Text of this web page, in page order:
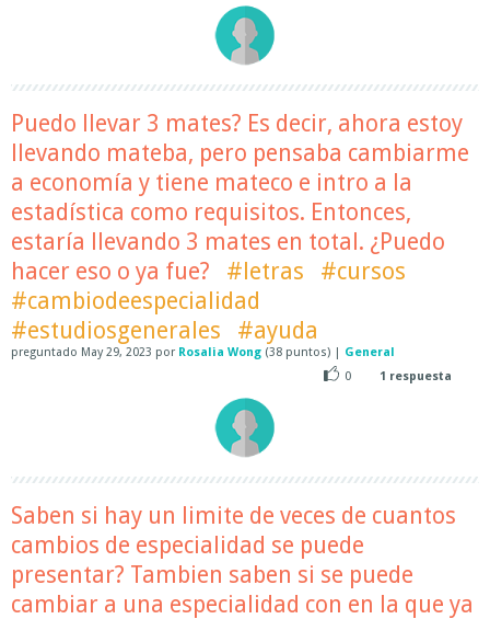
Puedo llevar 3 mates? Es decir, ahora estoy
llevando mateba, pero pensaba cambiarme
a economía y tiene mateco e intro a la
estadística como requisitos. Entonces,
estaría llevando 3 mates en total. ¿Puedo
hacer eso o ya fue?
#letras
#cursos
#cambiodeespecialidad
#estudiosgenerales
#ayuda
preguntado May 29, 2023 por Rosalia Wong (38 puntos) | General
0
1 respuesta
Saben si hay un limite de veces de cuantos
cambios de especialidad se puede
presentar? Tambien saben si se puede
cambiar a una especialidad con en la que ya